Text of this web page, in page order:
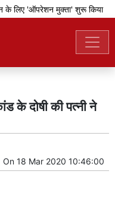
लिए 'ऑपरेशन मुक्ता' शुरू किया
के दोषी की पत्नी ने
On 18 Mar 2020 10:46:00